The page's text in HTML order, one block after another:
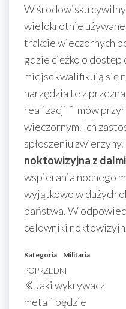
W środowisku
wielokrotnie
trakcie wieczornych
gdzie ciężko o dostęp
miejsc kwalifikują się
narzędzia te z
realizacji filmów
wieczornym. Ich
spłoszeniu
noktowizyjna z
wspierania nocnego
wyjątkowo w dużych
państwa. W
celowniki
Kategoria Militaria
Nawigacja
wpisu
Poprzedni
wpis
POPRZEDNI
Jaki wykrywacz
metali będzie